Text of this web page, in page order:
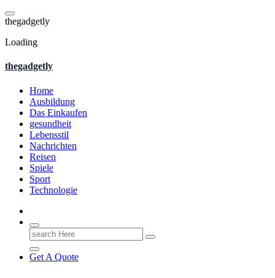
Skip
to
thegadgetly
Loading
thegadgetly
Home
Ausbildung
Das Einkaufen
gesundheit
Lebensstil
Nachrichten
Reisen
Spiele
Sport
Technologie
Search
for:
Get A Quote